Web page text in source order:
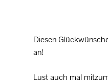
Diesen
an!
Lust auch mal